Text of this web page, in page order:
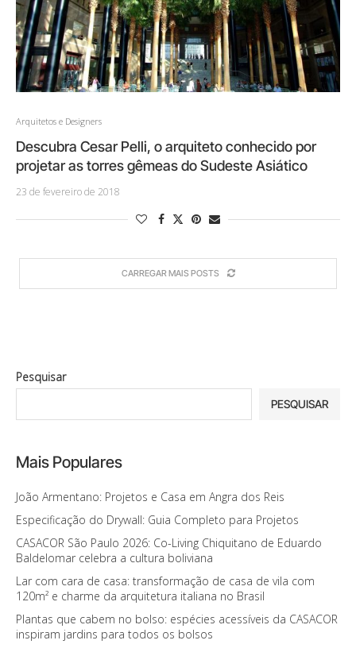
Arquitetos e Designers
Descubra Cesar Pelli, o arquiteto conhecido por
projetar as torres gêmeas do Sudeste Asiático
23 de fevereiro de 2018
CARREGAR MAIS POSTS
Pesquisar
PESQUISAR
Mais Populares
João Armentano: Projetos e Casa em Angra dos Reis
Especificação do Drywall: Guia Completo para Projetos
CASACOR São Paulo 2026: Co-Living Chiquitano de Eduardo
Baldelomar celebra a cultura boliviana
Lar com cara de casa: transformação de casa de vila com
120m² e charme da arquitetura italiana no Brasil
Plantas que cabem no bolso: espécies acessíveis da CASACOR
inspiram jardins para todos os bolsos